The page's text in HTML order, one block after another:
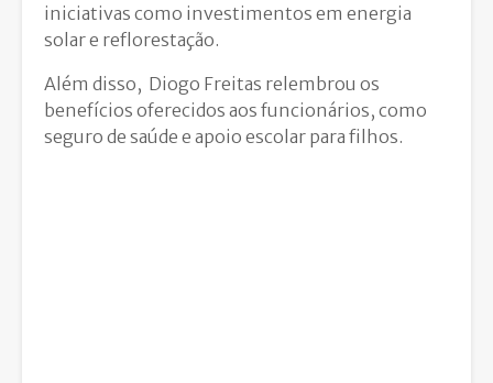
iniciativas como investimentos em energia
solar e reflorestação.
Além disso, Diogo Freitas relembrou os
benefícios oferecidos aos funcionários, como
seguro de saúde e apoio escolar para filhos.